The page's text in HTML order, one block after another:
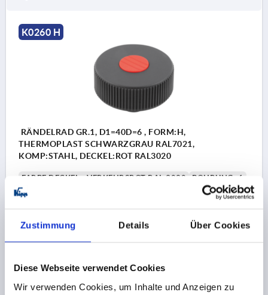
Zustimmung Details Über Cookies
Diese Webseite verwendet Cookies
Wir verwenden Cookies, um Inhalte und Anzeigen zu
K0260 H
RÄNDELRAD GR.1, D1=40D=6 , FORM:H,
THERMOPLAST SCHWARZGRAU RAL7021,
KOMP:STAHL, DECKEL:ROT RAL3020
FARBE DECKEL =VERKEHRSROT RAL 3020
BOHRUNG=6
AUSSENDURCHMESSER=40
BOHRUNGTIEFE=10
Bestellnummer:K0260.41066
zzgl. MwSt.
zzgl. Versandkosten